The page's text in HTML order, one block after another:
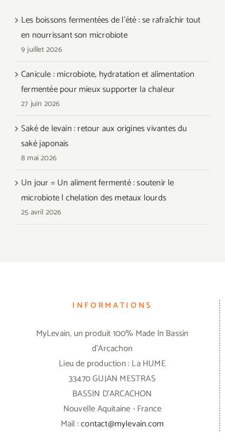
Les boissons fermentées de l’été : se rafraîchir tout
en nourrissant son microbiote
9 juillet 2026
Canicule : microbiote, hydratation et alimentation
fermentée pour mieux supporter la chaleur
27 juin 2026
Saké de levain : retour aux origines vivantes du
saké japonais
8 mai 2026
Un jour = Un aliment fermenté : soutenir le
microbiote | chelation des metaux lourds
25 avril 2026
INFORMATIONS
MyLevain, un produit 100% Made In Bassin
d'Arcachon
Lieu de production : La HUME
33470 GUJAN MESTRAS
BASSIN D'ARCACHON
Nouvelle Aquitaine - France
Mail :contact@mylevain.com